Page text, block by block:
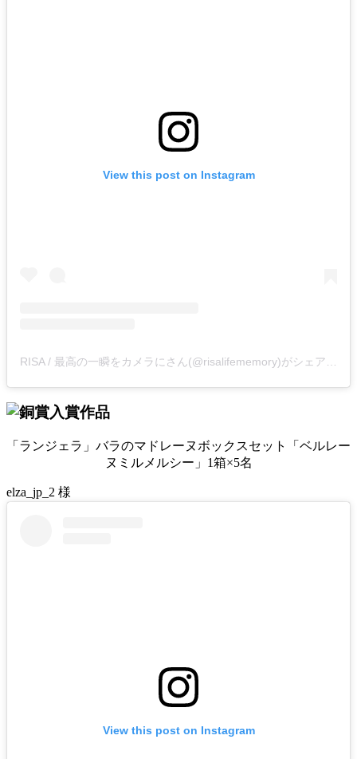
View this post on Instagram
RISA / 最高の一瞬をカメラにさん(@risalifememory)がシェアした投稿
「ランジェラ」バラのマドレーヌボックスセット「ベルレー
ヌミルメルシー」1箱×5名
elza_jp_2 様
View this post on Instagram